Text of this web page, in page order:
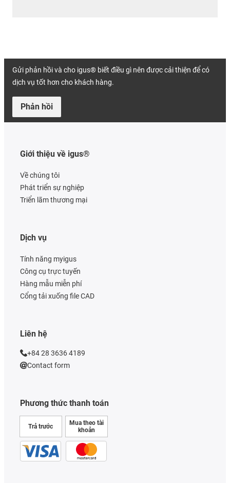
Gửi phản hồi và cho igus® biết điều gì nên được cải thiện để có
dịch vụ tốt hơn cho khách hàng.
Phản hồi
Giới thiệu về igus®
Về chúng tôi
Phát triển sự nghiệp
Triển lãm thương mại
Phương thức thanh toán
Trả trước
Mua theo tài
khoản
Dịch vụ
Tính năng myigus
Công cụ trực tuyến
Hàng mẫu miễn phí
Cổng tải xuống file CAD
Liên hệ
+84 28 3636 4189
Contact form